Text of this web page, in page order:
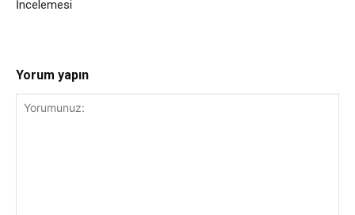
İncelemesi
Yorum yapın